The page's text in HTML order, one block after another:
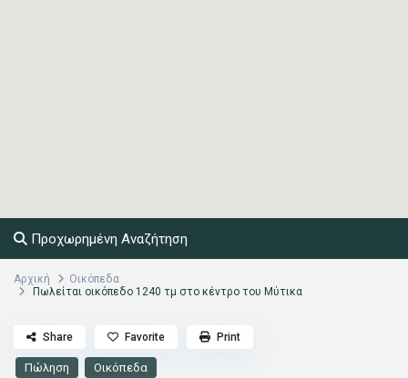
Προχωρημένη Αναζήτηση
Αρχική
Οικόπεδα
Πωλείται οικόπεδο 1240 τμ στο κέντρο του Μύτικα
Πώληση Οικόπεδα
Share Favorite Print